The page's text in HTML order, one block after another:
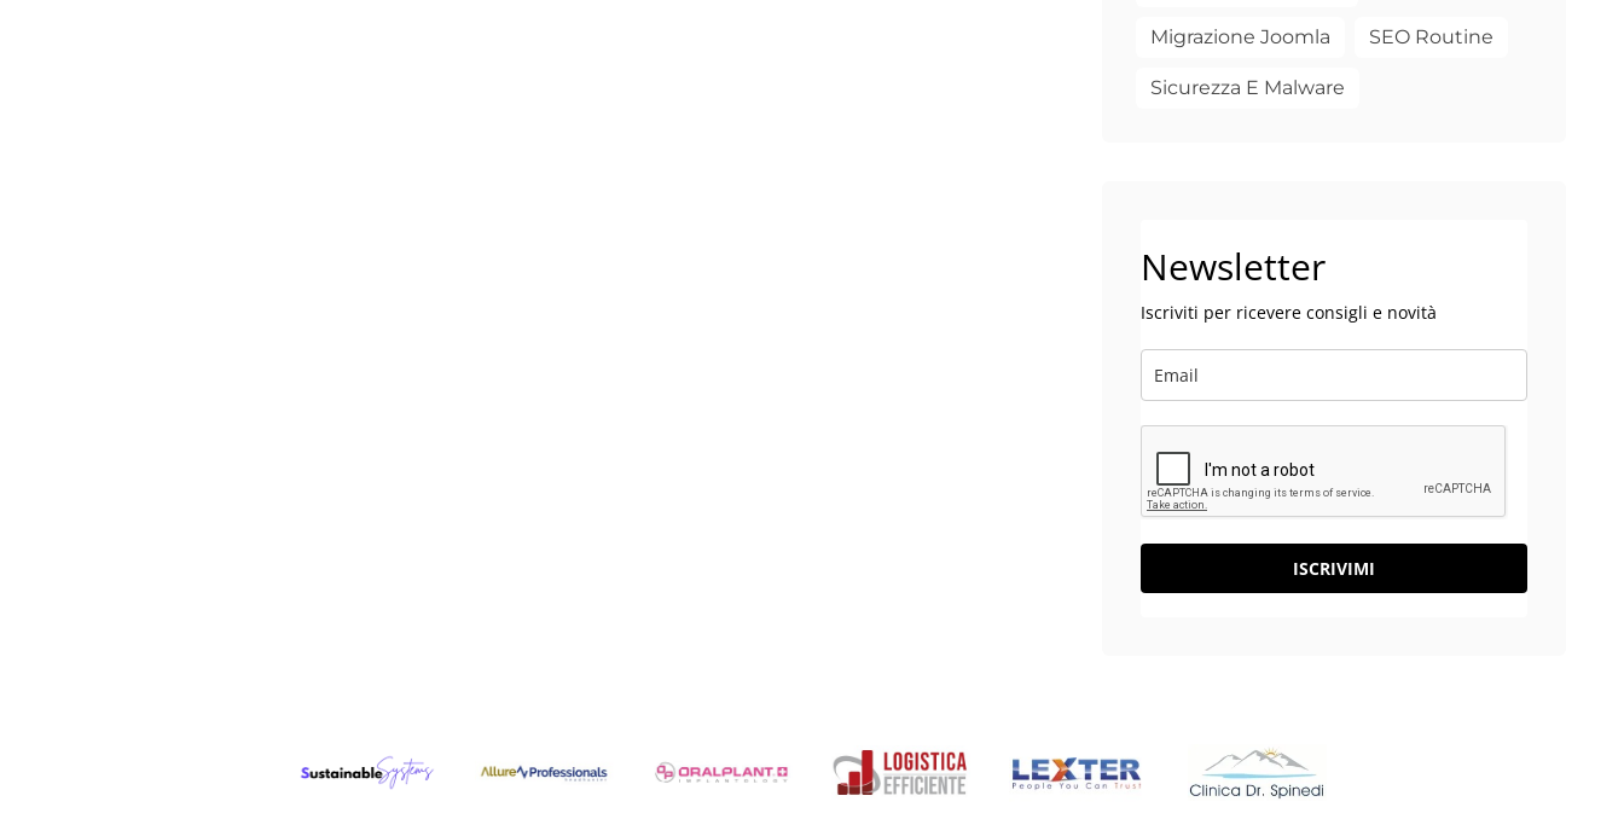
Migrazione Joomla SEO Routine
Sicurezza E Malware
Newsletter
Iscriviti per ricevere consigli e novità
ISCRIVIMI